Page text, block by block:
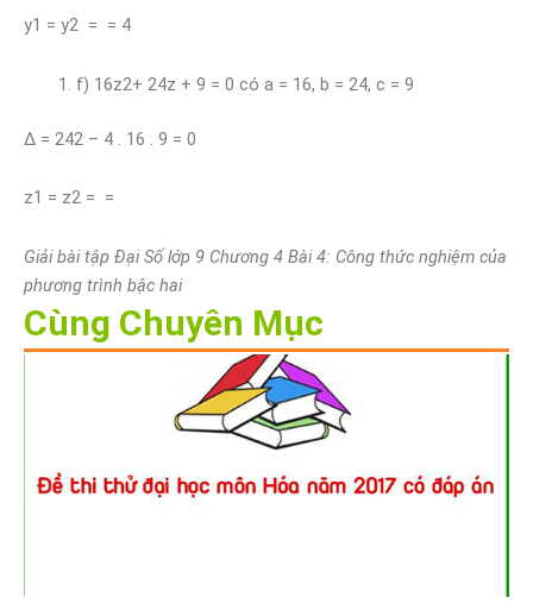
y1 = y2 = = 4
f) 16z2+ 24z + 9 = 0 có a = 16, b = 24, c = 9
∆ = 242 – 4 . 16 . 9 = 0
z1 = z2 = =
Giải bài tập Đại Số lớp 9 Chương 4 Bài 4: Công thức nghiệm của
phương trình bậc hai
Cùng Chuyên Mục